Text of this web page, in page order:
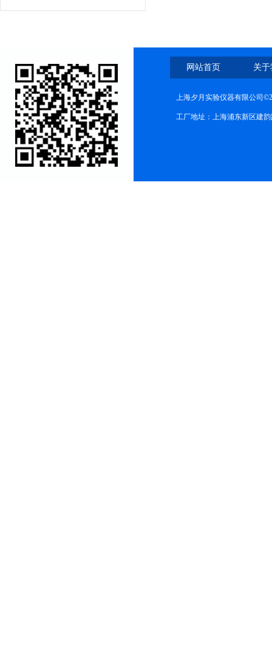
网站首页 关
上海夕月实验仪器有限公司
工厂地址：上海浦东新区建韵